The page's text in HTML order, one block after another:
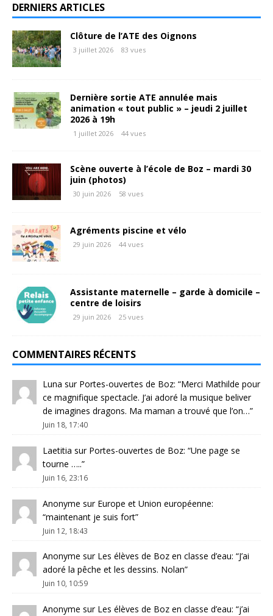
DERNIERS ARTICLES
Clôture de l’ATE des Oignons
3 juillet 2026 83 vues
Dernière sortie ATE annulée mais
animation « tout public » – jeudi 2 juillet
2026 à 19h
1 juillet 2026 44 vues
Scène ouverte à l’école de Boz – mardi 30
juin (photos)
30 juin 2026 58 vues
Agréments piscine et vélo
29 juin 2026 44 vues
Assistante maternelle – garde à domicile –
centre de loisirs
29 juin 2026 25 vues
COMMENTAIRES RÉCENTS
Luna sur Portes-ouvertes de Boz: “Merci Mathilde pour
ce magnifique spectacle. J’ai adoré la musique beliver
de imagines dragons. Ma maman a trouvé que l’on…”
Juin 18, 17:40
Laetitia sur Portes-ouvertes de Boz: “Une page se
tourne …..”
Juin 16, 23:16
Anonyme sur Europe et Union européenne:
“maintenant je suis fort”
Juin 12, 18:43
Anonyme sur Les élèves de Boz en classe d’eau: “J’ai
adoré la pêche et les dessins. Nolan”
Juin 10, 10:59
Anonyme sur Les élèves de Boz en classe d’eau: “j’ai